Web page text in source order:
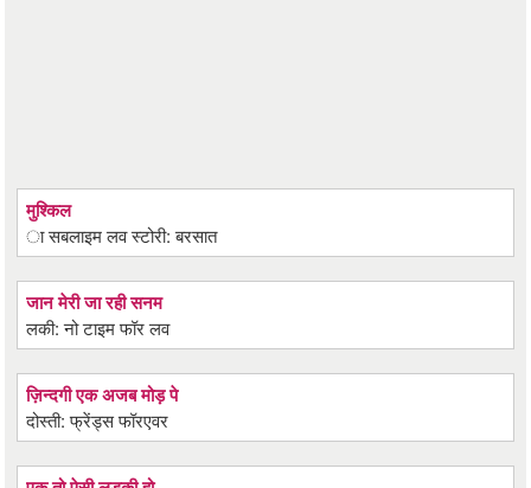
मुश्किल
ा सबलाइम लव स्टोरी: बरसात
जान मेरी जा रही सनम
लकी: नो टाइम फॉर लव
ज़िन्दगी एक अजब मोड़ पे
दोस्ती: फ्रेंड्स फॉरएवर